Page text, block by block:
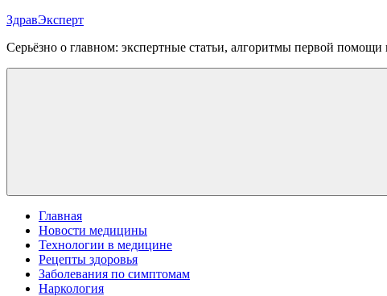
Перейти
содержимому
ЗдравЭксперт
Серьёзно о главном: экспертные статьи, алгоритмы первой
Меню
Главная
Новости медицины
Технологии в медицине
Рецепты здоровья
Заболевания по симптомам
Наркология